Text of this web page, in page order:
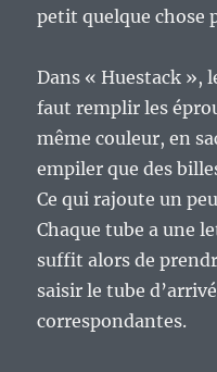
petit quelque chose
Dans « Huestack »,
faut remplir les
même couleur, en
empiler que des
Ce qui rajoute un
Chaque tube a une
suffit alors de
saisir le tube
correspondantes.